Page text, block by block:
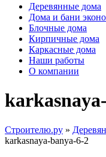
Деревянные дома
Дома и бани
Блочные дома
Кирпичные дома
Каркасные дома
Наши работы
О компании
Строителю.ру »
karkasnaya-banya-6-2